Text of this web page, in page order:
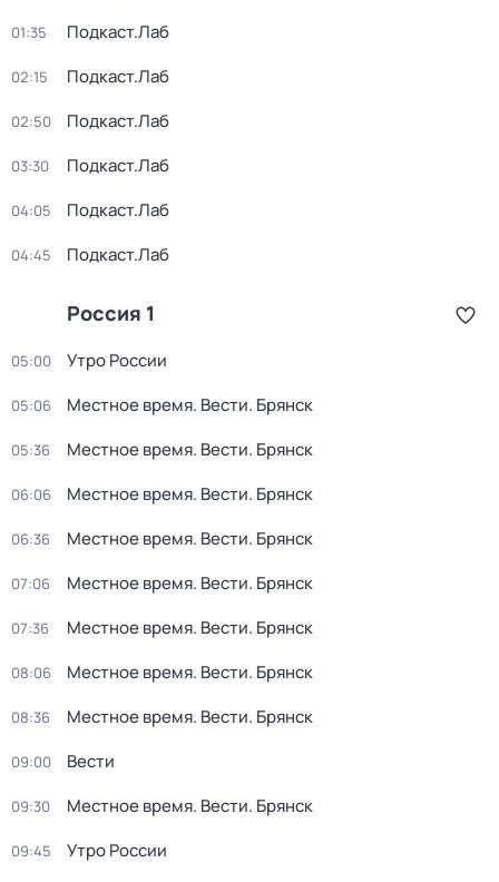
01:35 Подкаст.Лаб
02:15 Подкаст.Лаб
02:50 Подкаст.Лаб
03:30 Подкаст.Лаб
04:05 Подкаст.Лаб
04:45 Подкаст.Лаб
Россия 1
05:00 Утро России
05:06 Местное время. Вести. Брянск
05:36 Местное время. Вести. Брянск
06:06 Местное время. Вести. Брянск
06:36 Местное время. Вести. Брянск
07:06 Местное время. Вести. Брянск
07:36 Местное время. Вести. Брянск
08:06 Местное время. Вести. Брянск
08:36 Местное время. Вести. Брянск
09:00 Вести
09:30 Местное время. Вести. Брянск
09:45 Утро России